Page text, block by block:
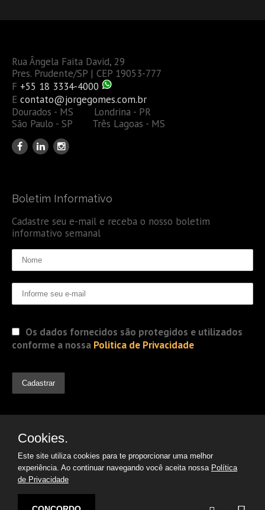
Rua Ângela Faita David, 29
Pres. Prudente/SP | CEP 19053-777
F +55 18 3334-4000
E contato@jorgegomes.com.br
Dourados - MS Londrina - PR
São Paulo - SP Três Lagoas - MS
Boletim Informativo
Cadastre seu e-mail e receba o nosso boletim
informativo semanal
Os dados fornecidos são protegidos e utilizados
conforme a nossa Politica de Privacidade
© 2019 Jorge Gomes
Advogados. Direitos Reservados
Cookies.
Este site utiliza cookies para te proporcionar uma melhor
experiência. Ao continuar navegando você aceita nossa Política
de Privacidade